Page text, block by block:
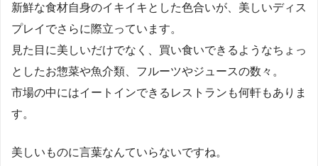
新鮮な食材自身のイキイキとした色合いが、美しいディス
プレイでさらに際立っています。
見た目に美しいだけでなく、買い食いできるようなちょっ
としたお惣菜や魚介類、フルーツやジュースの数々。
市場の中にはイートインできるレストランも何軒もありま
す。
美しいものに言葉なんていらないですね。